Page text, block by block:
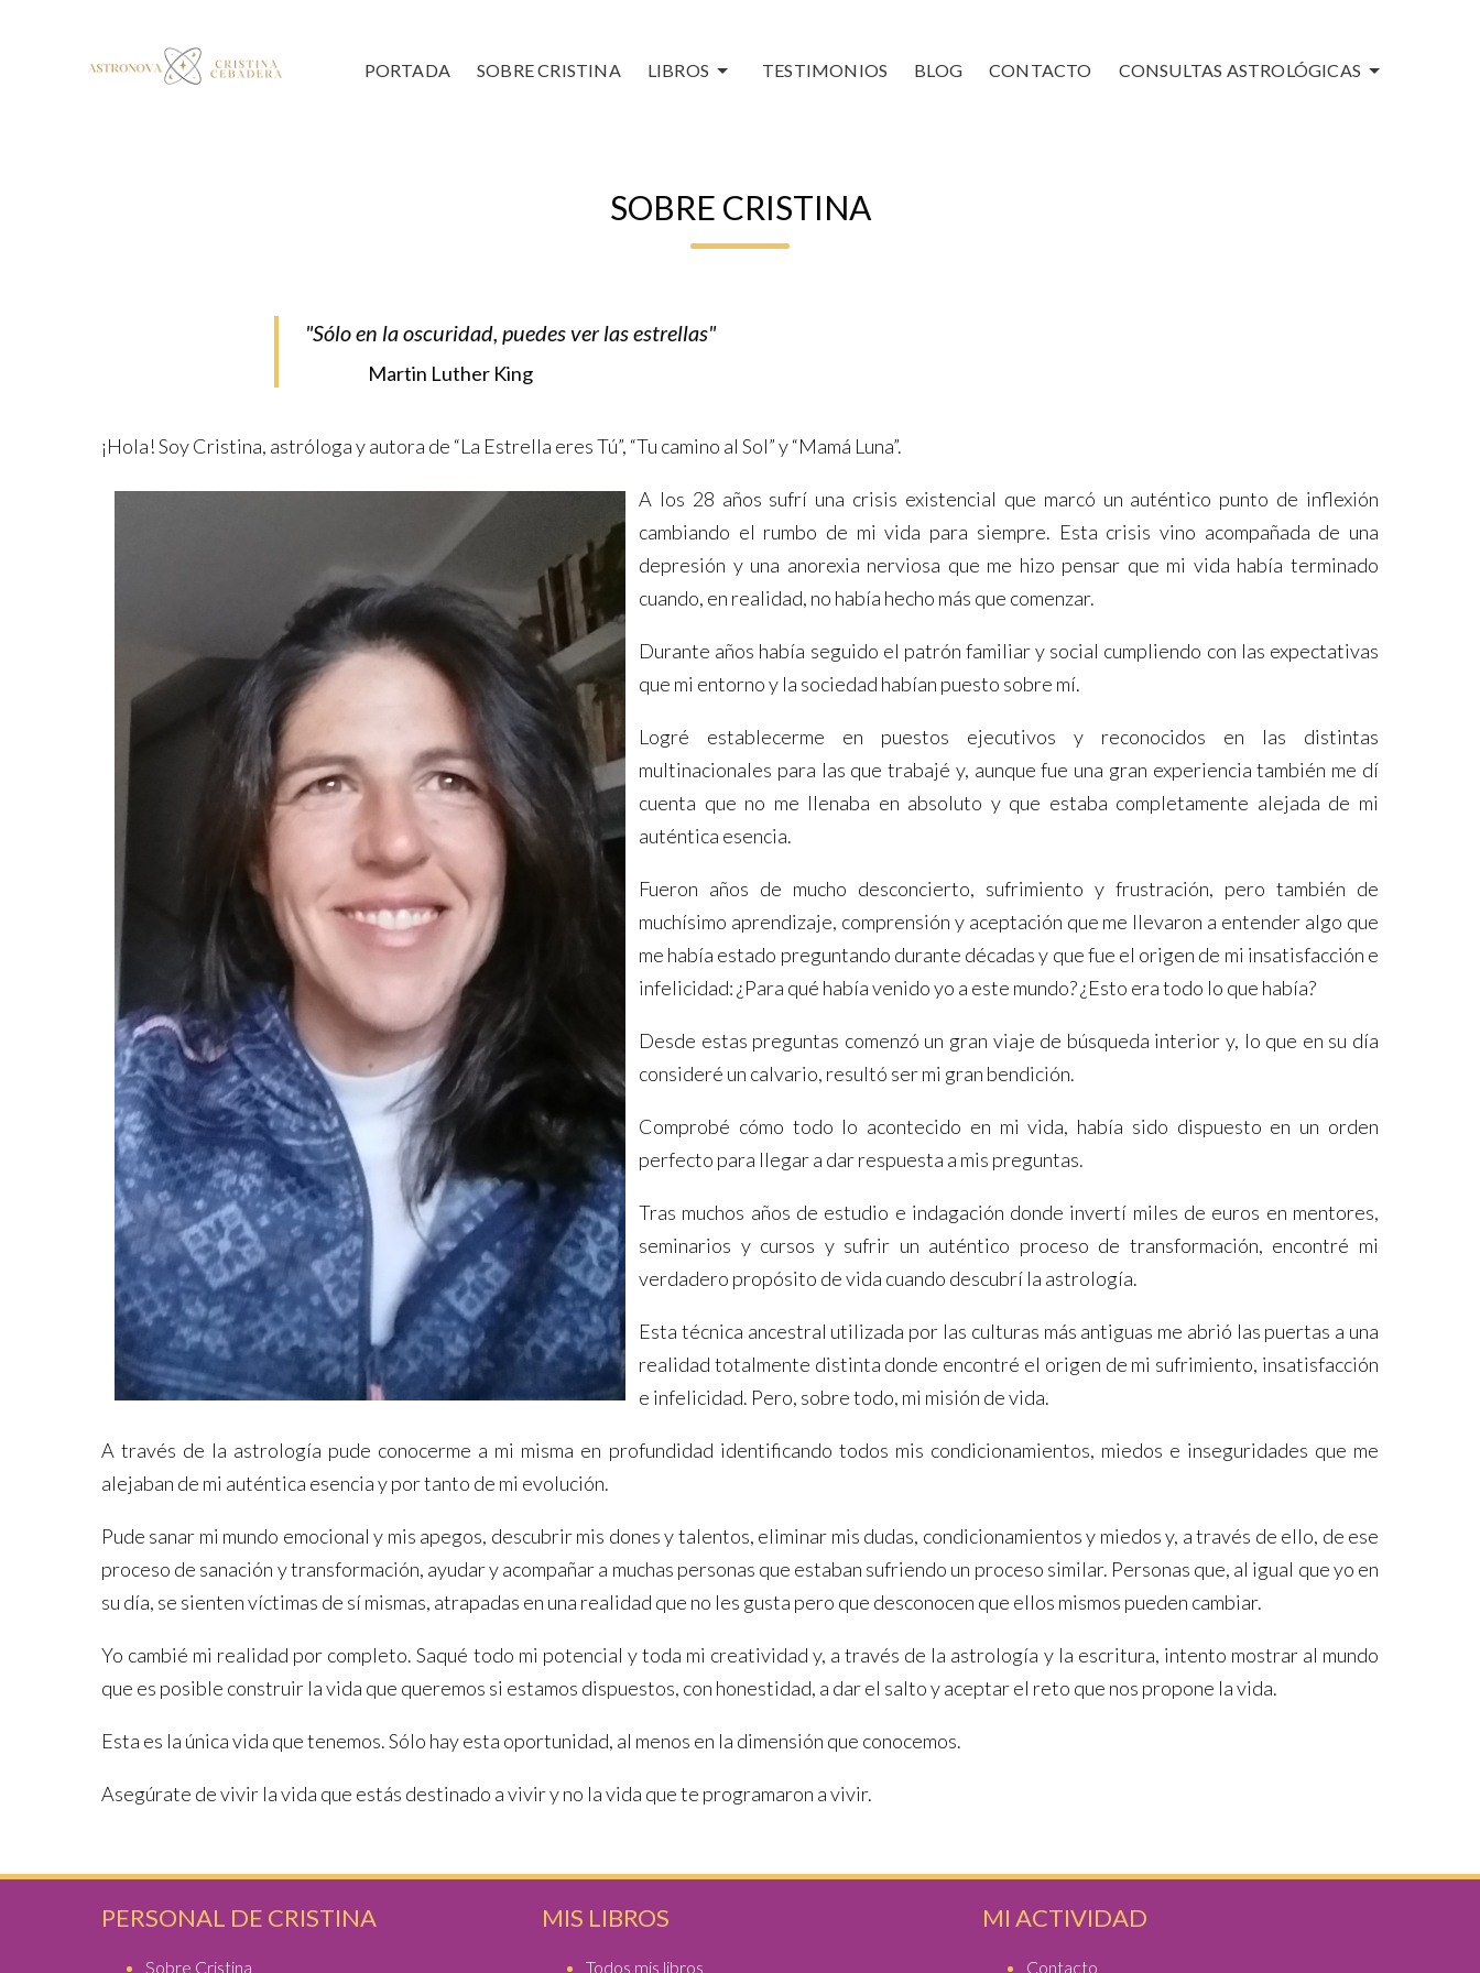
PORTADA SOBRE CRISTINA LIBROS TESTIMONIOS BLOG CONTACTO CONSULTAS ASTROLÓGICAS
SOBRE CRISTINA
"Sólo en la oscuridad, puedes ver las estrellas"
Martin Luther King
¡Hola! Soy Cristina, astróloga y autora de “La Estrella eres Tú”, “Tu camino al Sol” y “Mamá Luna”.
A los 28 años sufrí una crisis existencial que marcó un auténtico punto de inflexión
cambiando el rumbo de mi vida para siempre. Esta crisis vino acompañada de una
depresión y una anorexia nerviosa que me hizo pensar que mi vida había terminado
cuando, en realidad, no había hecho más que comenzar.
Durante años había seguido el patrón familiar y social cumpliendo con las expectativas
que mi entorno y la sociedad habían puesto sobre mí.
Logré establecerme en puestos ejecutivos y reconocidos en las distintas
multinacionales para las que trabajé y, aunque fue una gran experiencia también me dí
cuenta que no me llenaba en absoluto y que estaba completamente alejada de mi
auténtica esencia.
Fueron años de mucho desconcierto, sufrimiento y frustración, pero también de
muchísimo aprendizaje, comprensión y aceptación que me llevaron a entender algo que
me había estado preguntando durante décadas y que fue el origen de mi insatisfacción e
infelicidad: ¿Para qué había venido yo a este mundo? ¿Esto era todo lo que había?
Desde estas preguntas comenzó un gran viaje de búsqueda interior y, lo que en su día
consideré un calvario, resultó ser mi gran bendición.
Comprobé cómo todo lo acontecido en mi vida, había sido dispuesto en un orden
perfecto para llegar a dar respuesta a mis preguntas.
Tras muchos años de estudio e indagación donde invertí miles de euros en mentores,
seminarios y cursos y sufrir un auténtico proceso de transformación, encontré mi
verdadero propósito de vida cuando descubrí la astrología.
Esta técnica ancestral utilizada por las culturas más antiguas me abrió las puertas a una
realidad totalmente distinta donde encontré el origen de mi sufrimiento, insatisfacción
e infelicidad. Pero, sobre todo, mi misión de vida.
A través de la astrología pude conocerme a mi misma en profundidad identificando todos mis condicionamientos, miedos e inseguridades que me
alejaban de mi auténtica esencia y por tanto de mi evolución.
Pude sanar mi mundo emocional y mis apegos, descubrir mis dones y talentos, eliminar mis dudas, condicionamientos y miedos y, a través de ello, de ese
proceso de sanación y transformación, ayudar y acompañar a muchas personas que estaban sufriendo un proceso similar. Personas que, al igual que yo en
su día, se sienten víctimas de sí mismas, atrapadas en una realidad que no les gusta pero que desconocen que ellos mismos pueden cambiar.
Yo cambié mi realidad por completo. Saqué todo mi potencial y toda mi creatividad y, a través de la astrología y la escritura, intento mostrar al mundo
que es posible construir la vida que queremos si estamos dispuestos, con honestidad, a dar el salto y aceptar el reto que nos propone la vida.
Esta es la única vida que tenemos. Sólo hay esta oportunidad, al menos en la dimensión que conocemos.
Asegúrate de vivir la vida que estás destinado a vivir y no la vida que te programaron a vivir.
PERSONAL DE CRISTINA
Sobre Cristina
MIS LIBROS
Todos mis libros
MI ACTIVIDAD
Contacto